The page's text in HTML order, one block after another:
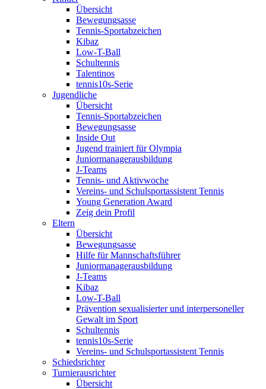
Übersicht
Bewegungsasse
Tennis-Sportabzeichen
Kibaz
Low-T-Ball
Schultennis
Talentinos
tennis10s-Serie
Jugendliche
Übersicht
Tennis-Sportabzeichen
Bewegungsasse
Inside Out
Jugend trainiert für Olympia
Juniormanagerausbildung
J-Teams
Tennis- und Aktivwoche
Vereins- und Schulsportassistent Tennis
Young Generation Award
Zeig dein Profil
Eltern
Übersicht
Bewegungsasse
Hilfe für Mannschaftsführer
Juniormanagerausbildung
J-Teams
Kibaz
Low-T-Ball
Prävention sexualisierter und interpersoneller
Gewalt im Sport
Schultennis
tennis10s-Serie
Vereins- und Schulsportassistent Tennis
Schiedsrichter
Turnierausrichter
Übersicht